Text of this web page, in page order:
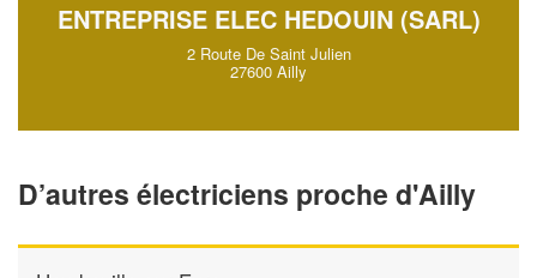
ENTREPRISE ELEC HEDOUIN (SARL)
2 Route De Saint Julien
27600 Ailly
D’autres électriciens proche d'Ailly